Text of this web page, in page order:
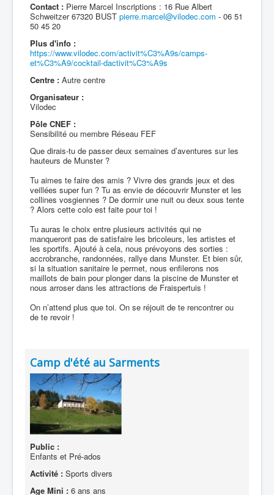
Contact : Pierre Marcel Inscriptions : 16 Rue Albert
Schweitzer 67320 BUST pierre.marcel@vilodec.com - 06 51
50 45 20
Plus d'info :
https://www.vilodec.com/activit%C3%A9s/camps-
et%C3%A9/cocktail-dactivit%C3%A9s
Centre : Autre centre
Organisateur :
Vilodec
Pôle CNEF :
Sensibilité ou membre Réseau FEF
Que dirais-tu de passer deux semaines d’aventures sur les
hauteurs de Munster ?
Tu aimes te faire des amis ? Vivre des grands jeux et des
veillées super fun ? Tu as envie de découvrir Munster et les
collines vosgiennes ? De dormir une nuit ou deux sous tente
? Alors cette colo est faite pour toi !
Tu auras le choix entre plusieurs activités qui ne
manqueront pas de satisfaire les bricoleurs, les artistes et
les sportifs. Ajouté à cela, nous prévoyons des sorties :
accrobranche, randonnées, rallye dans Munster. Et bien sûr,
si la situation sanitaire le permet, nous enfilerons nos
maillots de bain pour plonger dans la piscine de Munster et
nous arroser dans les attractions de Fraispertuis !
On n’attend plus que toi. On se réjouit de te rencontrer ou
de te revoir !
Camp d'été au Sarments
Public :
Enfants et Pré-ados
Activité : Sports divers
Age Mini : 6 ans ans